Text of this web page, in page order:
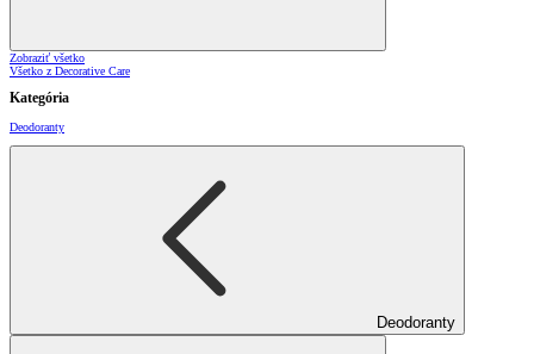
Zobraziť všetko
Všetko z Decorative Care
Kategória
Deodoranty
Deodoranty